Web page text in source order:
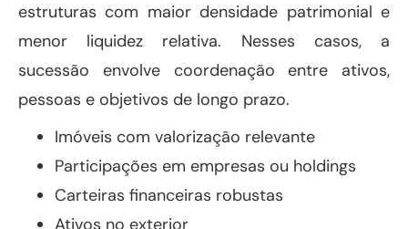
estruturas com maior densidade patrimonial e
menor liquidez relativa. Nesses casos, a
sucessão envolve coordenação entre ativos,
pessoas e objetivos de longo prazo.
Imóveis com valorização relevante
Participações em empresas ou holdings
Carteiras financeiras robustas
Ativos no exterior